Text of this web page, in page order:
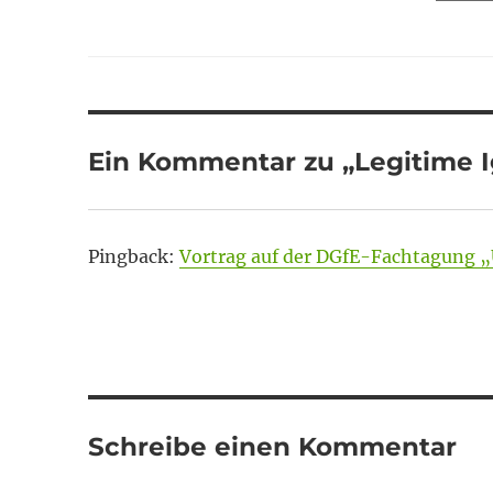
Ein Kommentar zu „Legitime
Pingback:Vortrag auf der DGfE-Fachtagung
Schreibe einen Kommentar